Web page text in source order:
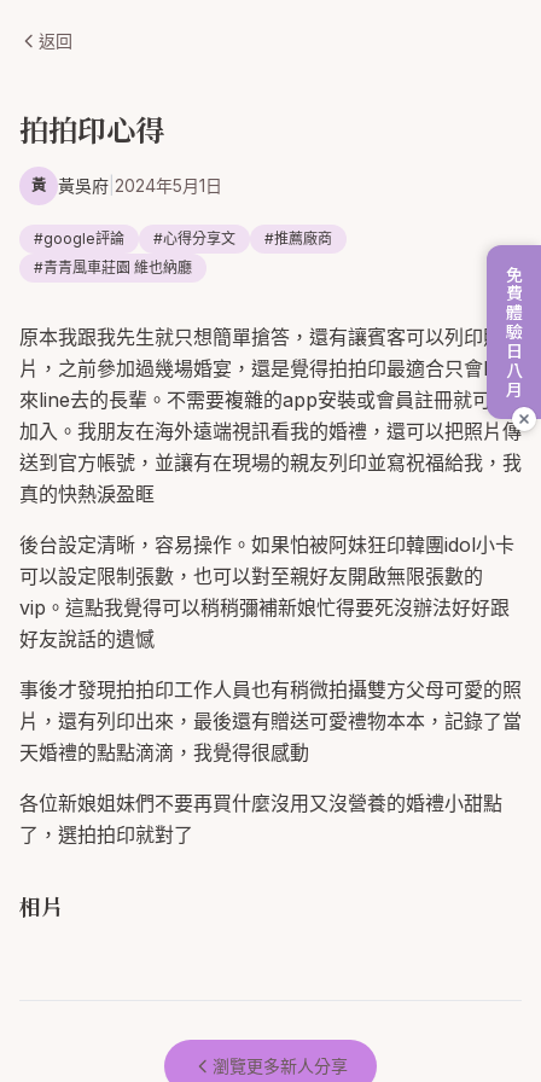
免費體驗日八月
返回
拍拍印心得
黃 黃吳府 2024年5月1日
#google評論 #心得分享文 #推薦廠商
#青青風車莊園 維也納廳
原本我跟我先生就只想簡單搶答，還有讓賓客可以列印照
片，之前參加過幾場婚宴，還是覺得拍拍印最適合只會line
來line去的長輩。不需要複雜的app安裝或會員註冊就可以
加入。我朋友在海外遠端視訊看我的婚禮，還可以把照片傳
送到官方帳號，並讓有在現場的親友列印並寫祝福給我，我
真的快熱淚盈眶
後台設定清晰，容易操作。如果怕被阿妹狂印韓團idol小卡
可以設定限制張數，也可以對至親好友開啟無限張數的
vip。這點我覺得可以稍稍彌補新娘忙得要死沒辦法好好跟
好友說話的遺憾
事後才發現拍拍印工作人員也有稍微拍攝雙方父母可愛的照
片，還有列印出來，最後還有贈送可愛禮物本本，記錄了當
天婚禮的點點滴滴，我覺得很感動
各位新娘姐妹們不要再買什麼沒用又沒營養的婚禮小甜點
了，選拍拍印就對了
相片
瀏覽更多新人分享